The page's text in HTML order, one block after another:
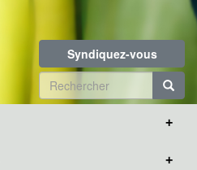
Syndiquez-vous
Formulaire
de